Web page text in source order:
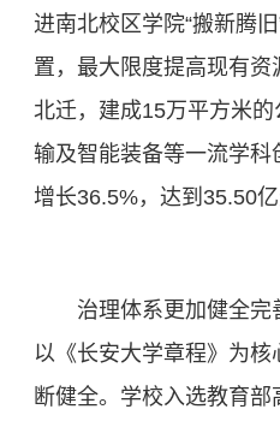
进南北校区学院“搬新腾
置，最大限度提高现有资
北迁，建成15万平方米
输及智能装备等一流学
增长36.5%，达到35.50亿
治理体系更加健全完
以《长安大学章程》为
断健全。学校入选教育